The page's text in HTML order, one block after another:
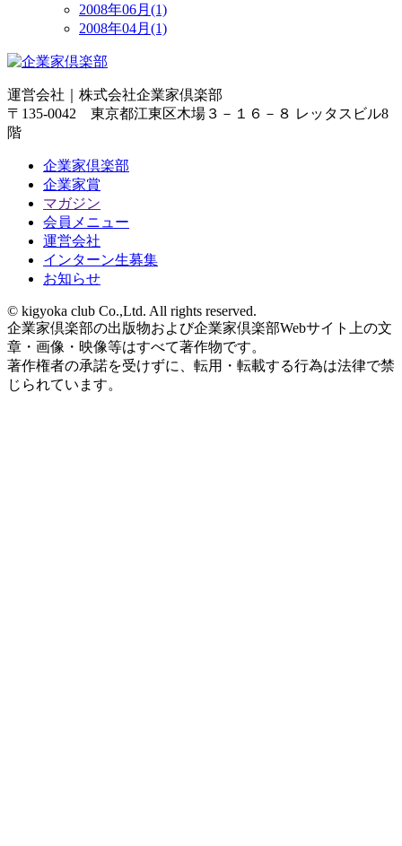
2008年06月(1)
2008年04月(1)
運営会社｜ 株式会社企業家倶楽部
〒135-0042 東京都江東区木場３－１６－８ レッタスビル8
階
企業家倶楽部
企業家賞
マガジン
会員メニュー
運営会社
インターン生募集
お知らせ
© kigyoka club Co.,Ltd. All rights reserved.
企業家倶楽部の出版物および企業家倶楽部Webサイト上の文
章・画像・映像等はすべて著作物です。
著作権者の承諾を受けずに、転用・転載する行為は法律で禁
じられています。